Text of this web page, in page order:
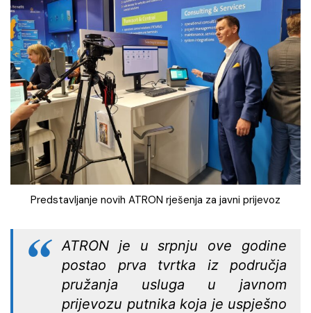
Predstavljanje novih ATRON rješenja za javni prijevoz
ATRON je u srpnju ove godine
postao prva tvrtka iz područja
pružanja usluga u javnom
prijevozu putnika koja je uspješno